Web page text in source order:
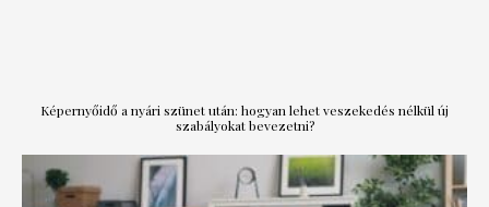
Képernyőidő a nyári szünet után: hogyan lehet veszekedés nélkül új
szabályokat bevezetni?